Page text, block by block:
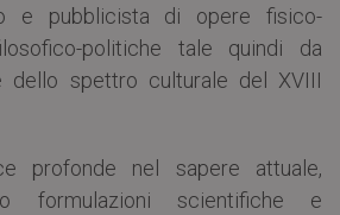
e pubblicista di opere fisico-
politiche tale quindi da
dello spettro culturale del XVIII
profonde nel sapere attuale,
formulazioni scientifiche e